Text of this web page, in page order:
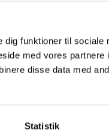
funktioner til sociale
med vores partnere
disse data med
Statistik